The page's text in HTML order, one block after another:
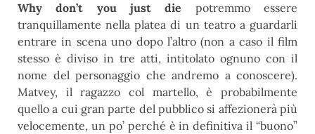
Why don’t you just die potremmo essere
tranquillamente nella platea di un teatro a guardarli
entrare in scena uno dopo l’altro (non a caso il film
stesso è diviso in tre atti, intitolato ognuno con il
nome del personaggio che andremo a conoscere).
Matvey, il ragazzo col martello, è probabilmente
quello a cui gran parte del pubblico si affezionerà più
velocemente, un po’ perché è in definitiva il “buono”